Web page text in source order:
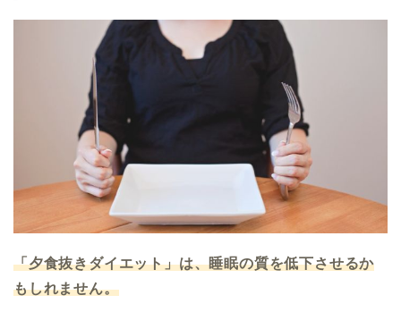
「夕食抜きダイエット」は、睡眠の質を低下させるか
もしれません。